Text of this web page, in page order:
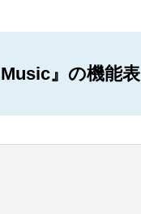
Music』の機能表